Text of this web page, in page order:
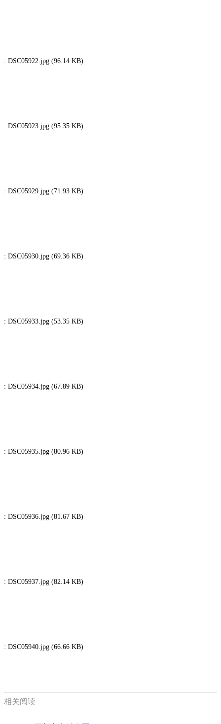
: DSC05922.jpg (96.14 KB)
: DSC05923.jpg (95.35 KB)
: DSC05929.jpg (71.93 KB)
: DSC05930.jpg (69.36 KB)
: DSC05933.jpg (53.35 KB)
: DSC05934.jpg (67.89 KB)
: DSC05935.jpg (80.96 KB)
: DSC05936.jpg (81.67 KB)
: DSC05937.jpg (82.14 KB)
: DSC05940.jpg (66.66 KB)
相关阅读